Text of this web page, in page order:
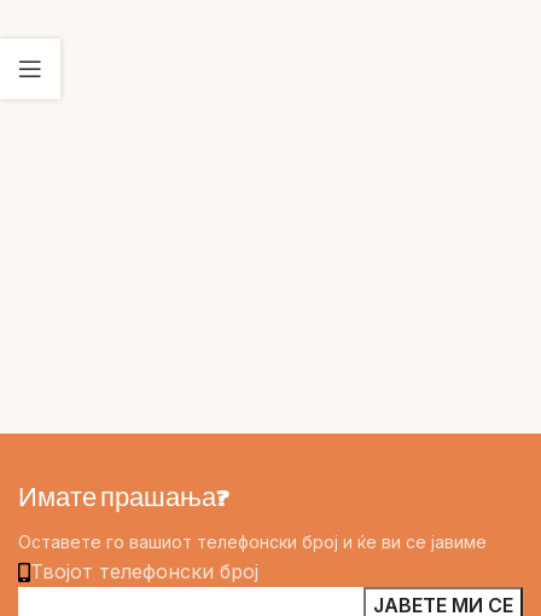
Имате прашања?
Оставете го вашиот телефонски број и ќе ви се јавиме
Твојот телефонски број